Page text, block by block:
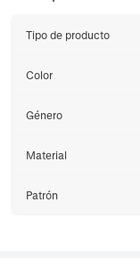
Tipo de producto
Color
Género
Material
Patrón